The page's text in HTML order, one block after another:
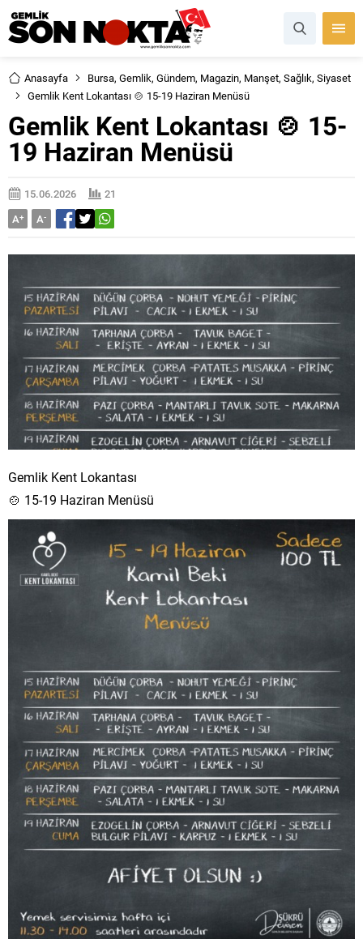
Anasayfa Bursa, Gemlik, Gündem, Magazin, Manşet, Sağlık, Siyaset
Gemlik Kent Lokantası 🍲 15-19 Haziran Menüsü
Gemlik Kent Lokantası 🍲 15-
19 Haziran Menüsü
15.06.2026
21
A+ A-
Gemlik Kent Lokantası
🍲 15-19 Haziran Menüsü